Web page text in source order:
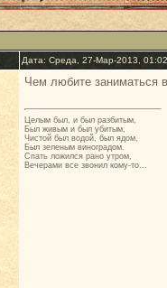
Дата: Среда, 27-Мар-2013,
Чем любите заниматься
Целым был, и был разбитым,
Был живым и был убитым,
Чистой был водой, был ядом,
Был зеленым виноградом.
Спать ложился рано утром,
Вечерами все звонил кому-то...